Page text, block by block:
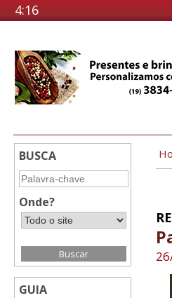
4:16
BUSCA
Onde?
GUIA